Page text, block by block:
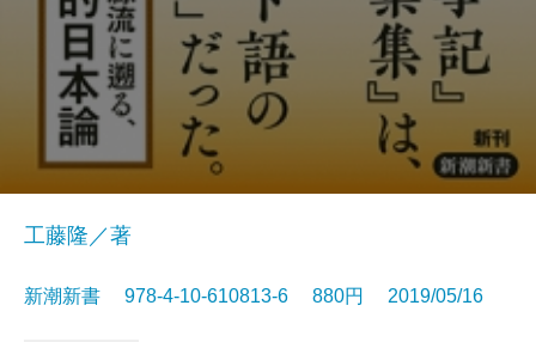
工藤隆／著
新潮新書 978-4-10-610813-6 880円 2019/05/16